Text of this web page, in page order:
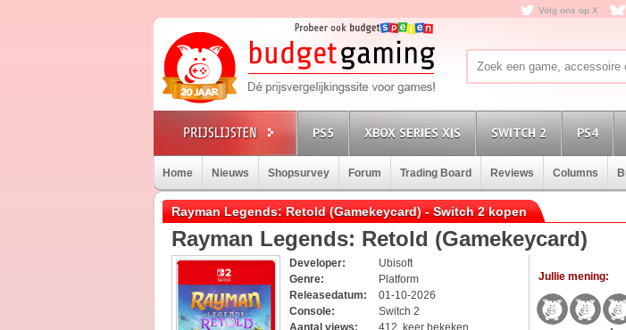
Volg ons op X
PS5 XBOX SERIES X|S SWITCH 2 PS4
Home Nieuws Shopsurvey Forum Trading Board Reviews Columns
Rayman Legends: Retold (Gamekeycard) - Switch 2 kopen
Rayman Legends: Retold (Gamekeycard)
Developer:
Ubisoft
Genre:
Platform
Releasedatum:
01-10-2026
Console:
Switch 2
Aantal views:
412 keer bekeken
Jullie mening: